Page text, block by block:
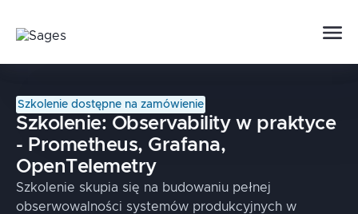
Szkolenie dostępne na zamówienie
Szkolenie: Observability w praktyce
- Prometheus, Grafana,
OpenTelemetry
Szkolenie skupia się na budowaniu pełnej
obserwowalności systemów produkcyjnych w